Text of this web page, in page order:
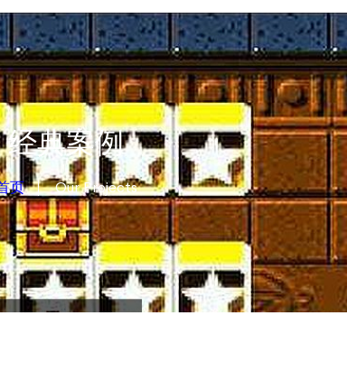
经典案例
页 Our Projects